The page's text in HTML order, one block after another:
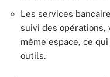
Les services
suivi des
même espace, ce
outils.